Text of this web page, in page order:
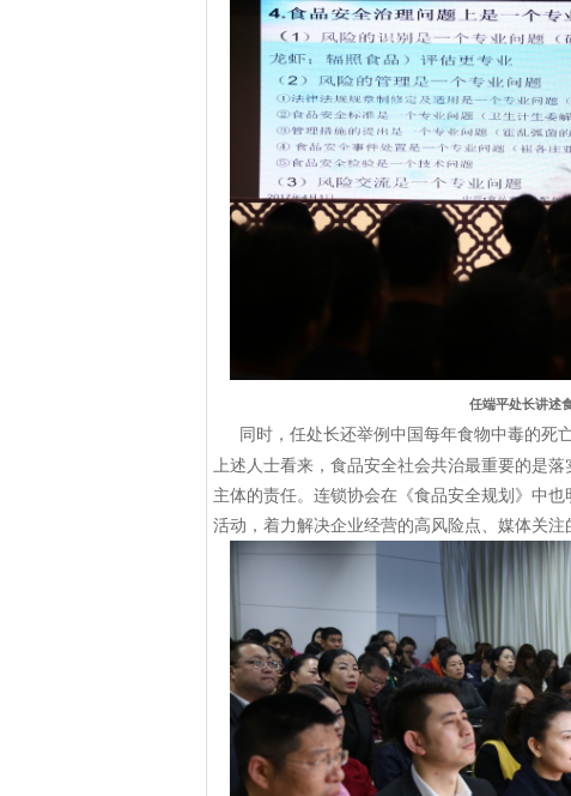
任端平处长讲述
同时，任处长还举例中国每年食物中毒的死
上述人士看来，食品安全社会共治最重要的是
主体的责任。连锁协会在《食品安全规划》中
活动，着力解决企业经营的高风险点、媒体关